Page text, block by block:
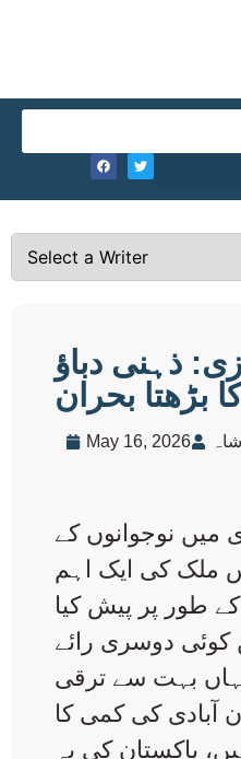
ذہنی دباؤ
کا بڑھتا بحران
May 16, 2026
میں نوجوانوں کے
ملک کی ایک اہم
طور پر پیش کیا
کوئی دوسری رائے
بہت سے ترقی
آبادی کی کمی کا
پاکستان کی یہ